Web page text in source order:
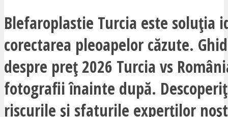
Blefaroplastie Turcia este soluția
corectarea pleoapelor căzute.
despre preț 2026 Turcia vs
fotografii înainte după.
riscurile și sfaturile experților